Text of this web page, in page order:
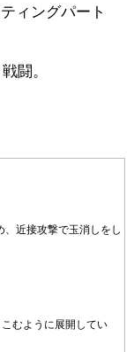
ィングパート
闘。
近接攻撃で玉消しをし
むように展開してい